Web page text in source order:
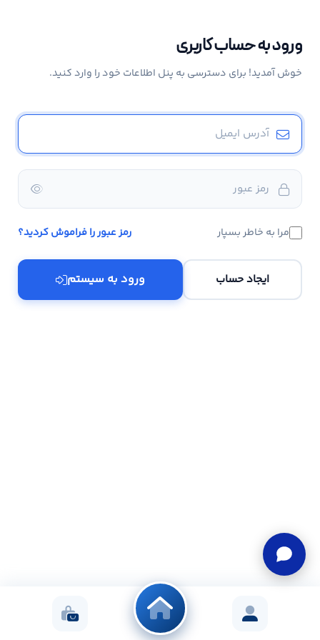
ورود به حساب کاربری
خوش آمدید! برای دسترسی به پنل اطلاعات خود را وارد کنید.
مرا به خاطر بسپار رمز عبور را فراموش کردید؟
ایجاد حساب ورود به سیستم